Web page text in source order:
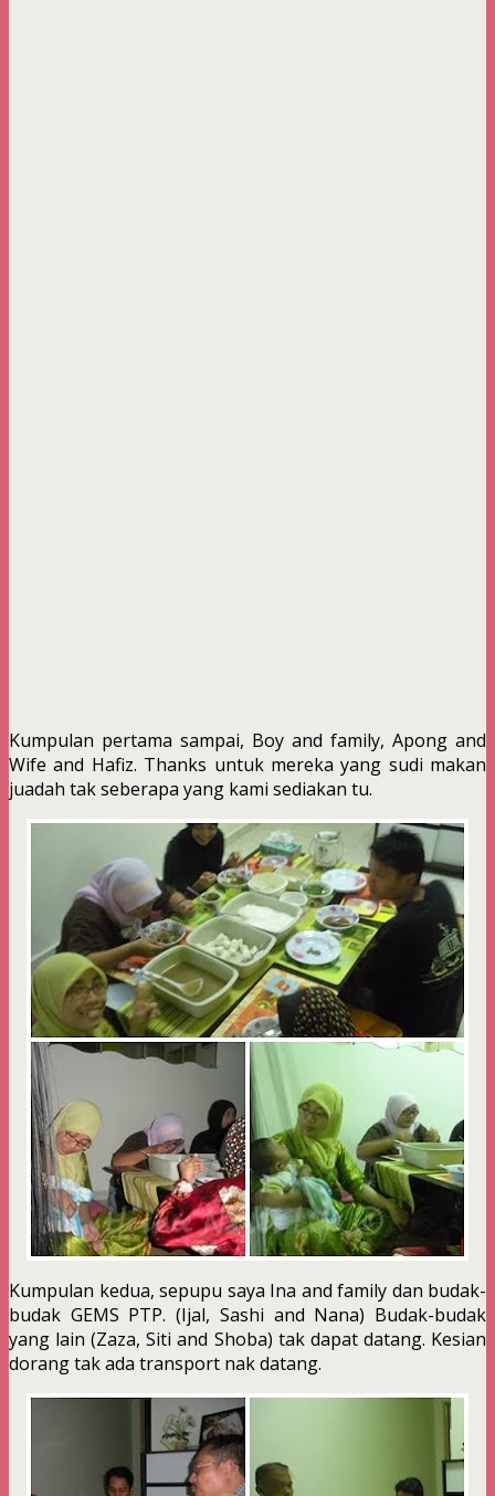
Kumpulan pertama sampai, Boy and family, Apong and
Wife and Hafiz. Thanks untuk mereka yang sudi makan
juadah tak seberapa yang kami sediakan tu.
Kumpulan kedua, sepupu saya Ina and family dan budak-
budak GEMS PTP. (Ijal, Sashi and Nana) Budak-budak
yang lain (Zaza, Siti and Shoba) tak dapat datang. Kesian
dorang tak ada transport nak datang.